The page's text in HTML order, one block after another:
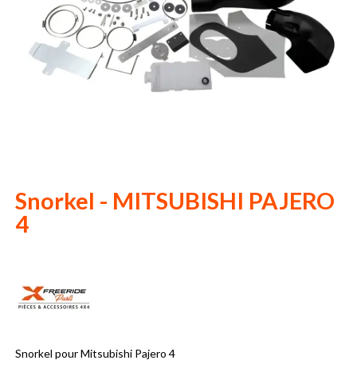
Snorkel - MITSUBISHI PAJERO
4
Snorkel pour Mitsubishi Pajero 4